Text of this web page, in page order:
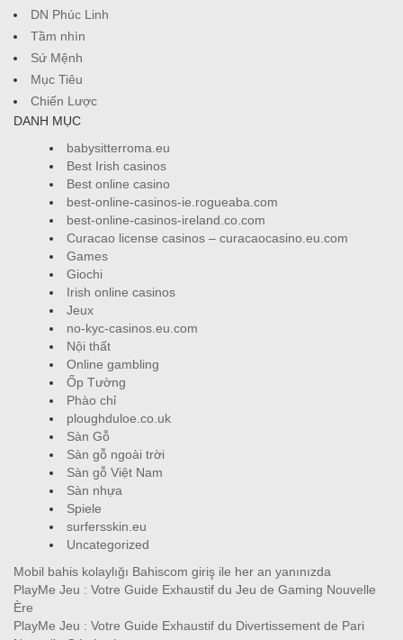
DN Phúc Linh
Tầm nhìn
Sứ Mệnh
Mục Tiêu
Chiến Lược
DANH MỤC
babysitterroma.eu
Best Irish casinos
Best online casino
best-online-casinos-ie.rogueaba.com
best-online-casinos-ireland.co.com
Curacao license casinos – curacaocasino.eu.com
Games
Giochi
Irish online casinos
Jeux
no-kyc-casinos.eu.com
Nội thất
Online gambling
Ốp Tường
Phào chỉ
ploughduloe.co.uk
Sàn Gỗ
Sàn gỗ ngoài trời
Sàn gỗ Việt Nam
Sàn nhựa
Spiele
surfersskin.eu
Uncategorized
Mobil bahis kolaylığı Bahiscom giriş ile her an yanınızda
PlayMe Jeu : Votre Guide Exhaustif du Jeu de Gaming Nouvelle
Ère
PlayMe Jeu : Votre Guide Exhaustif du Divertissement de Pari